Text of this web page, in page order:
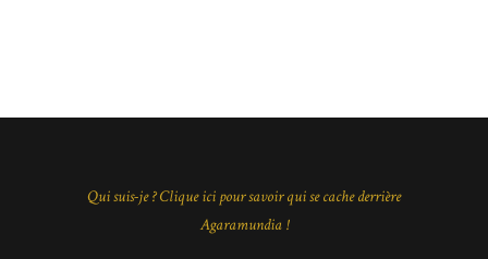
Qui suis-je ? Clique ici pour savoir qui se cache derrière
Agaramundia !